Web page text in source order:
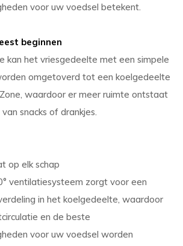
voor uw voedsel betekent.
beginnen
kan het vriesgedeelte met een simpele
omgetoverd tot een koelgedeelte
waardoor er meer ruimte ontstaat
snacks of drankjes.
op elk schap
ventilatiesysteem zorgt voor een
in het koelgedeelte, waardoor
en de beste
voor uw voedsel worden